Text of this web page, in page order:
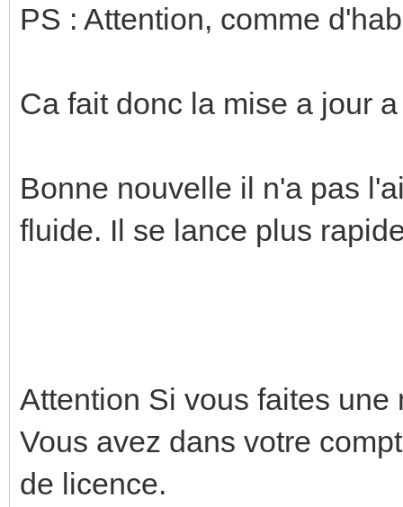
PS : Attention, comme
Ca fait donc la mise a jour
Bonne nouvelle il n'a pas
fluide. Il se lance plus
Attention Si vous faites
Vous avez dans votre
de licence.